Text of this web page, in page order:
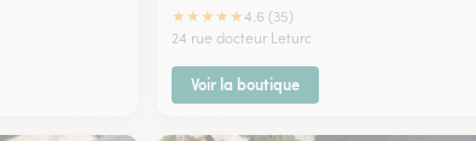
★★★★★4.6 (35)
24 rue docteur Leturc
Voir la boutique